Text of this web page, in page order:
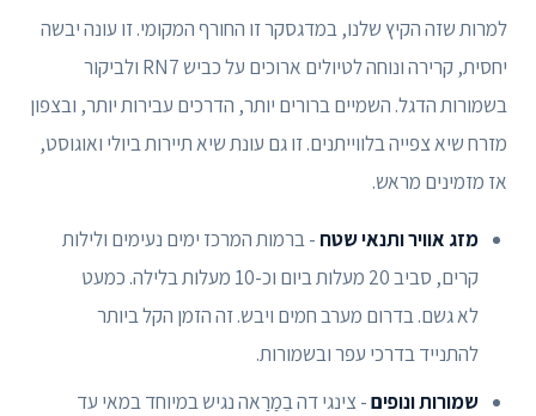
למרות שזה הקיץ שלנו, במדגסקר זו החורף המקומי. זו עונה יבשה
יחסית, קרירה ונוחה לטיולים ארוכים על כביש RN7 ולביקור
בשמורות הדגל. השמיים ברורים יותר, הדרכים עבירות יותר, ובצפון
מזרח שיא צפייה בלווייתנים. זו גם עונת שיא תיירות ביולי ואוגוסט,
אז מזמינים מראש.
מזג אוויר ותנאי שטח - ברמות המרכז ימים נעימים ולילות
קרים, סביב 20 מעלות ביום וכ-10 מעלות בלילה. כמעט
לא גשם. בדרום מערב חמים ויבש. זה הזמן הקל ביותר
להתנייד בדרכי עפר ובשמורות.
שמורות ונופים- צינגי דה בֵמַרַאה נגיש במיוחד במאי עד